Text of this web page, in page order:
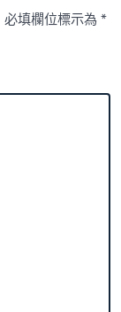
必填欄位標示為*